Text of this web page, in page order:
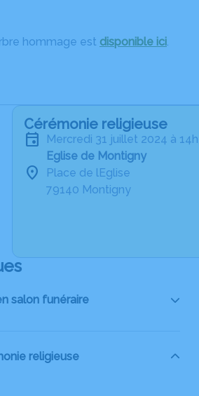
hommage est disponible ici.
Cérémonie religieuse
mercredi 31 juillet 2024 à
Eglise de Montigny
Place de lEglise
79140 Montigny
salon funéraire
religieuse